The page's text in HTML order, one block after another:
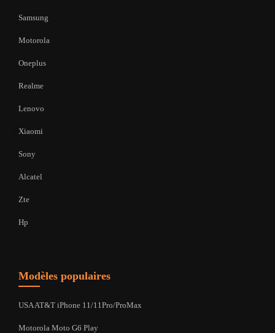
Samsung
Motorola
Oneplus
Realme
Lenovo
Xiaomi
Sony
Alcatel
Zte
Hp
Modèles populaires
USA AT&T iPhone 11/11Pro/ProMax
Motorola Moto G6 Play